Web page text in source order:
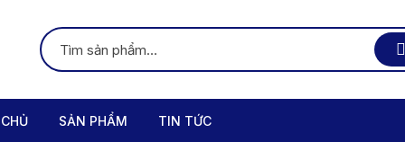
SẢN PHẨM TIN TỨC